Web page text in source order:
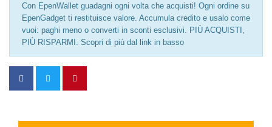
Con EpenWallet guadagni ogni volta che acquisti! Ogni ordine su
EpenGadget ti restituisce valore. Accumula credito e usalo come
vuoi: paghi meno o converti in sconti esclusivi. PIÙ ACQUISTI,
PIÙ RISPARMI. Scopri di più dal link in basso